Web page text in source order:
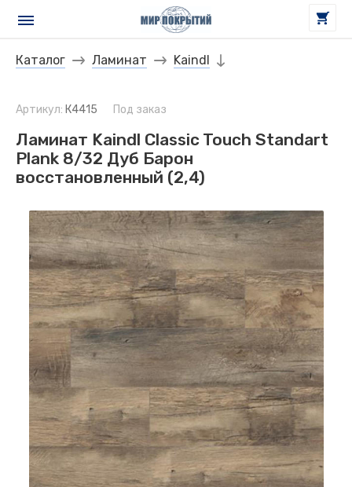
Каталог Ламинат Kaindl
Артикул: К4415 Под заказ
Ламинат Kaindl Classic Touch Standart
Plank 8/32 Дуб Барон
восстановленный (2,4)